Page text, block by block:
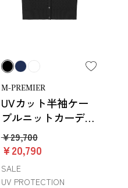
M-PREMIER
UVカット半袖ケー
ブルニットカーディ
ガン
￥29,700
￥20,790
SALE
UV PROTECTION